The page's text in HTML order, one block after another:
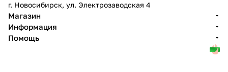
г. Новосибирск, ул. Электрозаводская 4
Магазин
Информация
Помощь